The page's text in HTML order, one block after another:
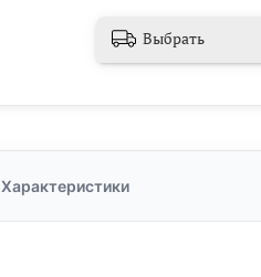
Выбрать
Характеристики